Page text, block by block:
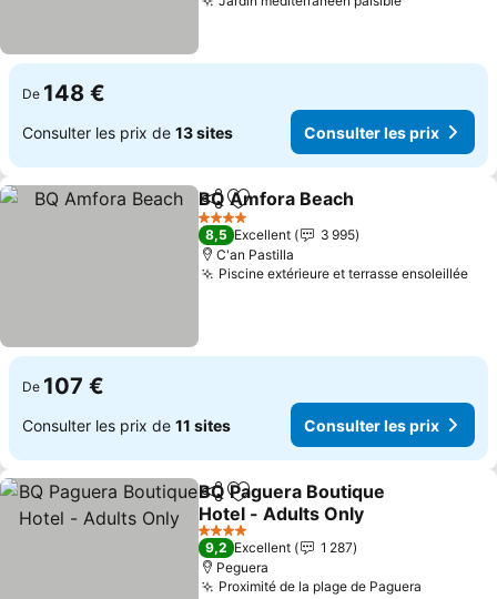
De 148 €
Consulter les prix de 13 sites Consulter les prix
PartagerAjouter à mes favoris
BQ Amfora Beach
4 Étoiles
8,5 Excellent
3 995
C'an Pastilla
Piscine extérieure et terrasse ensoleillée
De 107 €
Consulter les prix de 11 sites Consulter les prix
PartagerAjouter à mes favoris
BQ Paguera Boutique
Hotel - Adults Only
4 Étoiles
9,2 Excellent
1 287
Peguera
Proximité de la plage de Paguera